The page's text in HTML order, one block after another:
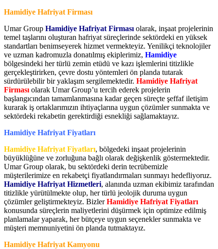
Hamidiye Hafriyat Firması
Umar Group Hamidiye Hafriyat Firması olarak, inşaat projelerinin
temel taşlarını oluşturan hafriyat süreçlerinde sektördeki en yüksek
standartları benimseyerek hizmet vermekteyiz. Yenilikçi teknolojiler
ve uzman kadromuzla donatılmış ekiplerimiz, Hamidiye
bölgesindeki her türlü zemin etüdü ve kazı işlemlerini titizlikle
gerçekleştirirken, çevre dostu yöntemleri ön planda tutarak
sürdürülebilir bir yaklaşım sergilemektedir. Hamidiye Hafriyat
Firması olarak Umar Group’u tercih ederek projelerin
başlangıcından tamamlanmasına kadar geçen süreçte şeffaf iletişim
kurarak iş ortaklarımızın ihtiyaçlarına uygun çözümler sunmakta ve
sektördeki rekabetin gerektirdiği esnekliği sağlamaktayız.
Hamidiye Hafriyat Fiyatları
Hamidiye Hafriyat Fiyatları, bölgedeki inşaat projelerinin
büyüklüğüne ve zorluğuna bağlı olarak değişkenlik göstermektedir.
Umar Group olarak, bu sektördeki derin tecrübemizle
müşterilerimize en rekabetçi fiyatlandırmaları sunmayı hedefliyoruz.
Hamidiye Hafriyat Hizmetleri, alanında uzman ekibimiz tarafından
titizlikle yürütülmekte olup, her türlü jeolojik duruma uygun
çözümler geliştirmekteyiz. BizlerHamidiye Hafriyat Fiyatları
konusunda süreçlerin maliyetlerini düşürmek için optimize edilmiş
planlamalar yaparak, her bütçeye uygun seçenekler sunmakta ve
müşteri memnuniyetini ön planda tutmaktayız.
Hamidiye Hafriyat Kamyonu